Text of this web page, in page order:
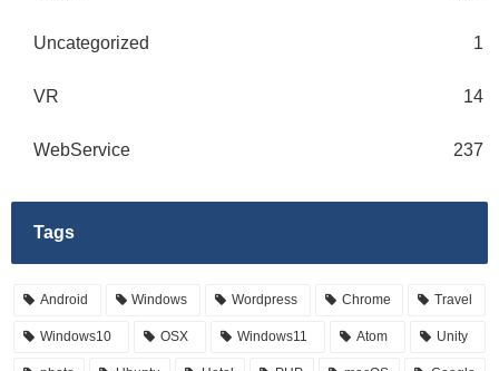
Uncategorized 1
VR 14
WebService 237
Tags
Android Windows Wordpress Chrome Travel
Windows10 OSX Windows11 Atom Unity